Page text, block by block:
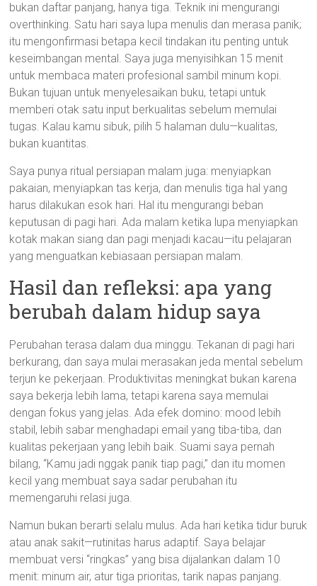
bukan daftar panjang, hanya tiga. Teknik ini mengurangi
overthinking. Satu hari saya lupa menulis dan merasa panik;
itu mengonfirmasi betapa kecil tindakan itu penting untuk
keseimbangan mental. Saya juga menyisihkan 15 menit
untuk membaca materi profesional sambil minum kopi.
Bukan tujuan untuk menyelesaikan buku, tetapi untuk
memberi otak satu input berkualitas sebelum memulai
tugas. Kalau kamu sibuk, pilih 5 halaman dulu—kualitas,
bukan kuantitas.
Saya punya ritual persiapan malam juga: menyiapkan
pakaian, menyiapkan tas kerja, dan menulis tiga hal yang
harus dilakukan esok hari. Hal itu mengurangi beban
keputusan di pagi hari. Ada malam ketika lupa menyiapkan
kotak makan siang dan pagi menjadi kacau—itu pelajaran
yang menguatkan kebiasaan persiapan malam.
Hasil dan refleksi: apa yang
berubah dalam hidup saya
Perubahan terasa dalam dua minggu. Tekanan di pagi hari
berkurang, dan saya mulai merasakan jeda mental sebelum
terjun ke pekerjaan. Produktivitas meningkat bukan karena
saya bekerja lebih lama, tetapi karena saya memulai
dengan fokus yang jelas. Ada efek domino: mood lebih
stabil, lebih sabar menghadapi email yang tiba-tiba, dan
kualitas pekerjaan yang lebih baik. Suami saya pernah
bilang, “Kamu jadi nggak panik tiap pagi,” dan itu momen
kecil yang membuat saya sadar perubahan itu
memengaruhi relasi juga.
Namun bukan berarti selalu mulus. Ada hari ketika tidur buruk
atau anak sakit—rutinitas harus adaptif. Saya belajar
membuat versi “ringkas” yang bisa dijalankan dalam 10
menit: minum air, atur tiga prioritas, tarik napas panjang.